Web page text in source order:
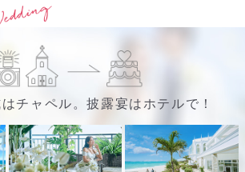
チャペル。披露宴はホテルで！